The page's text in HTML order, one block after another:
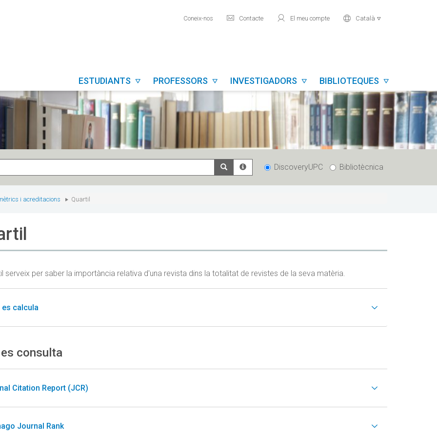
Coneix-nos mail Contacte user El meu compte world Català 
ESTUDIANTS  PROFESSORS  INVESTIGADORS  BIBLIOTEQUES 
DiscoveryUPC Bibliotècnica
i acreditacions Quartil
serveix per saber la importància relativa d'una revista dins la totalitat de revistes de la seva matèria.
es calcula
consulta
Citation Report (JCR)
Journal Rank